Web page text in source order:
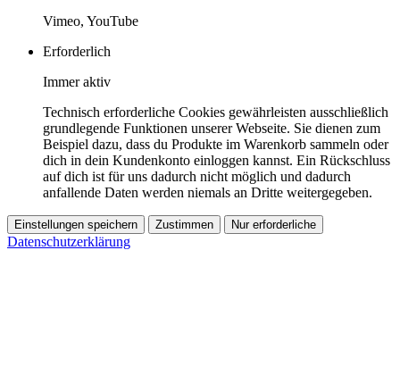
Vimeo, YouTube
Erforderlich
Immer aktiv
Technisch erforderliche Cookies gewährleisten ausschließlich
grundlegende Funktionen unserer Webseite. Sie dienen zum
Beispiel dazu, dass du Produkte im Warenkorb sammeln oder
dich in dein Kundenkonto einloggen kannst. Ein Rückschluss
auf dich ist für uns dadurch nicht möglich und dadurch
anfallende Daten werden niemals an Dritte weitergegeben.
Einstellungen speichern Zustimmen Nur erforderliche
Datenschutzerklärung